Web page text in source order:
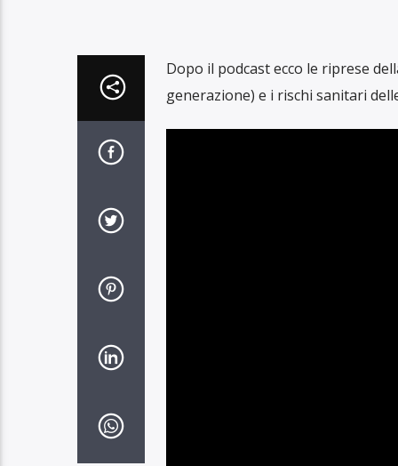
Dopo il podcast ecco le riprese
generazione) e i rischi sanitari